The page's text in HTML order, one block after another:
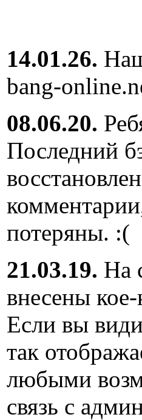
14.01.26.
bang-
08.06.20.
Последний
потеряны. :(
21.03.19. На
внесены
Если вы
так
любыми
связь с